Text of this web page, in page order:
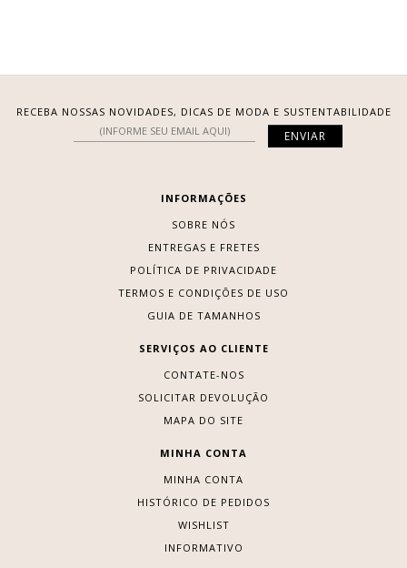
RECEBA NOSSAS NOVIDADES, DICAS DE MODA E SUSTENTABILIDADE
INFORMAÇÕES
SOBRE NÓS
ENTREGAS E FRETES
POLÍTICA DE PRIVACIDADE
TERMOS E CONDIÇÕES DE USO
GUIA DE TAMANHOS
SERVIÇOS AO CLIENTE
CONTATE-NOS
SOLICITAR DEVOLUÇÃO
MAPA DO SITE
MINHA CONTA
MINHA CONTA
HISTÓRICO DE PEDIDOS
WISHLIST
INFORMATIVO